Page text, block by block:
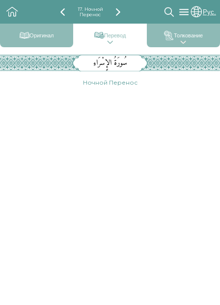
17. Ночной
Перенос
Рус.
Оригинал Перевод Толкование
سُورَةُ الإٍسْرَاءِ
Ночной Перенос